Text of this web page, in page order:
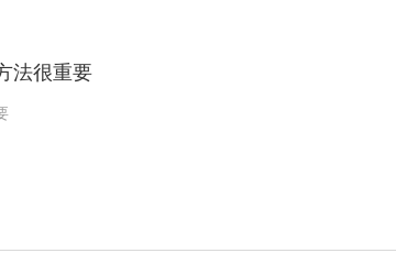
法很重要